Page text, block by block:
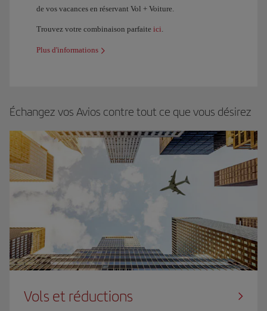
de vos vacances en réservant Vol + Voiture.
Trouvez votre combinaison parfaite ici.
Plus d'informations
Échangez vos Avios contre tout ce que vous désirez
Vols et réductions